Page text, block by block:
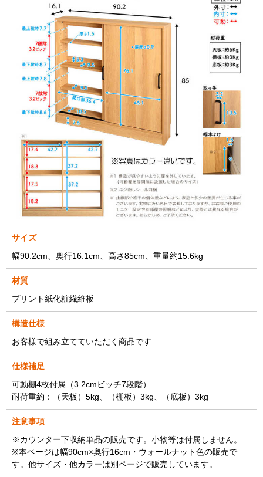
サイズ
幅90.2cm、奥行16.1cm、高さ85cm、重量約15.6kg
材質
プリント紙化粧繊維板
構造仕様
お客様で組み立てていただく商品です
仕様補足
可動棚4枚付属（3.2cmビッチ7段階）
耐荷重約：（天板）5kg、（棚板）3kg、（底板）3kg
注意事項
※カウンター下収納単品の販売です。小物等は付属しません。
※本ページは幅90cm×奥行16cm・ウォールナット色の販売で
す。他サイズ・他カラーは別ページで販売しています。